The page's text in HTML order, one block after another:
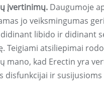
įvertinimų. Daugumoje
jo veiksmingumas
libido ir didinant
Teigiami atsiliepimai
mano, kad Erectin yra
disfunkcijai ir